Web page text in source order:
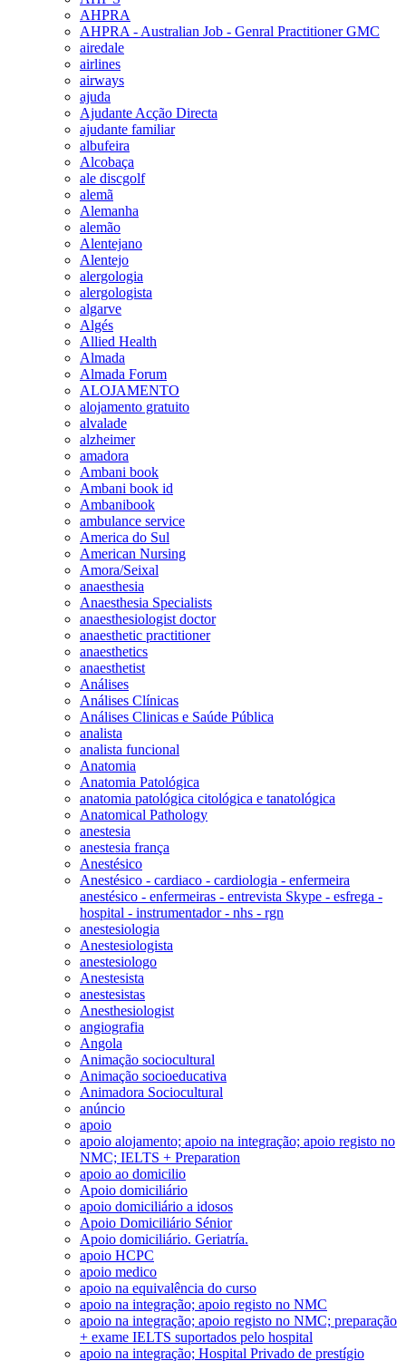
AHPRA
AHPRA - Australian Job - Genral Practitioner GMC
airedale
airlines
airways
ajuda
Ajudante Acção Directa
ajudante familiar
albufeira
Alcobaça
ale discgolf
alemã
Alemanha
alemão
Alentejano
Alentejo
alergologia
alergologista
algarve
Algés
Allied Health
Almada
Almada Forum
ALOJAMENTO
alojamento gratuito
alvalade
alzheimer
amadora
Ambani book
Ambani book id
Ambanibook
ambulance service
America do Sul
American Nursing
Amora/Seixal
anaesthesia
Anaesthesia Specialists
anaesthesiologist doctor
anaesthetic practitioner
anaesthetics
anaesthetist
Análises
Análises Clínicas
Análises Clinicas e Saúde Pública
analista
analista funcional
Anatomia
Anatomia Patológica
anatomia patológica citológica e tanatológica
Anatomical Pathology
anestesia
anestesia frança
Anestésico
Anestésico - cardiaco - cardiologia - enfermeira
anestésico - enfermeiras - entrevista Skype - esfrega -
hospital - instrumentador - nhs - rgn
anestesiologia
Anestesiologista
anestesiologo
Anestesista
anestesistas
Anesthesiologist
angiografia
Angola
Animação sociocultural
Animação socioeducativa
Animadora Sociocultural
anúncio
apoio
apoio alojamento; apoio na integração; apoio registo no
NMC; IELTS + Preparation
apoio ao domicilio
Apoio domiciliário
apoio domiciliário a idosos
Apoio Domiciliário Sénior
Apoio domiciliário. Geriatría.
apoio HCPC
apoio medico
apoio na equivalência do curso
apoio na integração; apoio registo no NMC
apoio na integração; apoio registo no NMC; preparação
+ exame IELTS suportados pelo hospital
apoio na integração; Hospital Privado de prestígio